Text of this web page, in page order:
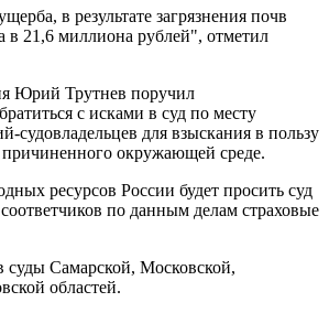
в результате загрязнения почв
в 21,6 миллиона рублей", отметил
Юрий Трутнев поручил
с исками в суд по месту
судовладельцев для взыскания в пользу
причиненного окружающей среде.
ресурсов России будет просить суд
по данным делам страховые
суды Самарской, Московской,
областей.